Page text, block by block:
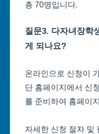
총 70명입니다.
질문3. 다자녀장학
게 되나요?
온라인으로 신청이
단 홈페이지에서 신
를 준비하여 홈페이
자세한 신청 절차 및